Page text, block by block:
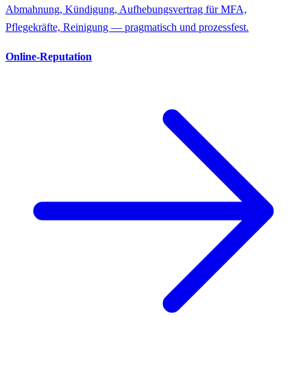
Abmahnung, Kündigung, Aufhebungsvertrag für MFA,
Pflegekräfte, Reinigung — pragmatisch und prozessfest.
Online-Reputation